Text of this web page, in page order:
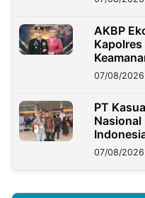
AKBP
07/08/
PT
Nasional
07/08/2026